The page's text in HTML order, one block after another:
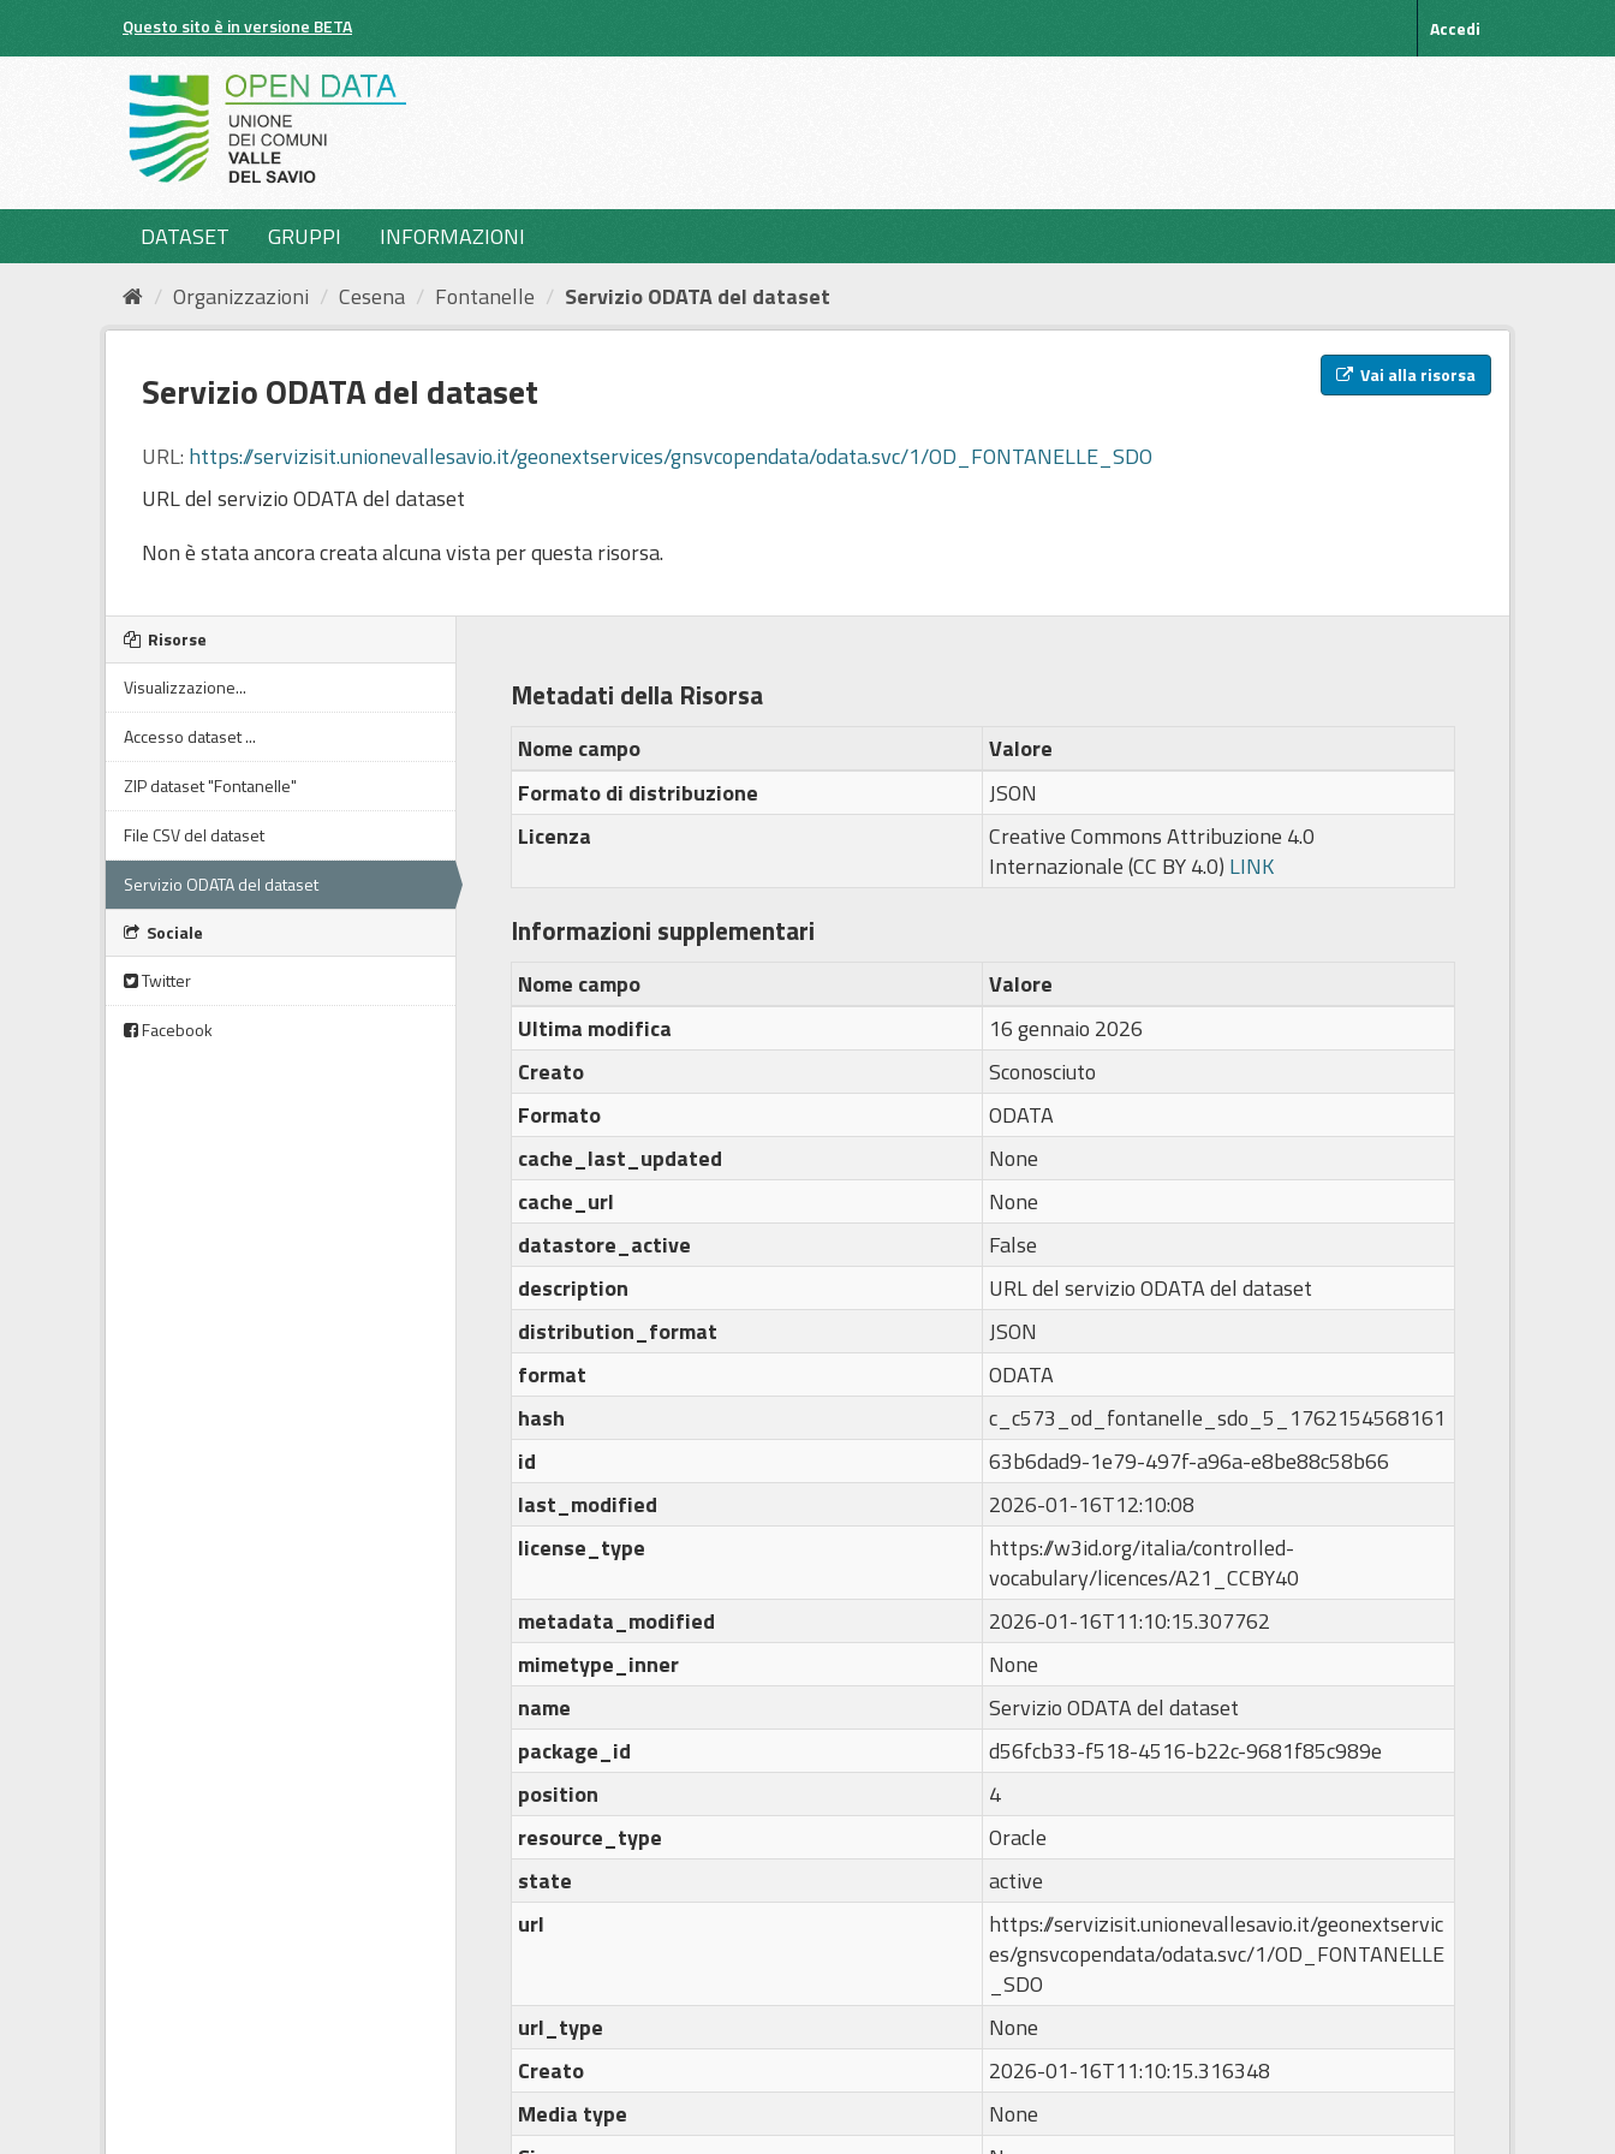
Questo sito è in versione BETA Accedi
DATASET GRUPPI
INFORMAZIONI
Organizzazioni
Cesena Fontanelle Servizio ODATA del dataset
Vai alla risorsa
Servizio ODATA del dataset
URL: https://servizisit.unionevallesavio.it/geonextservices/gnsvcopendata/odata.svc/1/OD_FONTANELLE_SDO
URL del servizio ODATA del dataset
Non è stata ancora creata alcuna vista per questa risorsa.
Risorse
Visualizzazione...
Accesso dataset ...
ZIP dataset "Fontanelle"
File CSV del dataset
Servizio ODATA del dataset
Sociale
Twitter
Facebook
Metadati della Risorsa
Nome campo
Valore
Formato di distribuzione
JSON
Licenza
Creative Commons Attribuzione 4.0
Internazionale (CC BY 4.0) LINK
Informazioni supplementari
Nome campo
Valore
Ultima modifica
16 gennaio 2026
Creato
Sconosciuto
Formato
ODATA
cache_last_updated
None
cache_url
None
datastore_active
False
description
URL del servizio ODATA del dataset
distribution_format
JSON
format
ODATA
hash
c_c573_od_fontanelle_sdo_5_1762154568161
id
63b6dad9-1e79-497f-a96a-e8be88c58b66
last_modified
2026-01-16T12:10:08
license_type
https://w3id.org/italia/controlled-
vocabulary/licences/A21_CCBY40
metadata_modified
2026-01-16T11:10:15.307762
mimetype_inner
None
name
Servizio ODATA del dataset
package_id
d56fcb33-f518-4516-b22c-9681f85c989e
position
4
resource_type
Oracle
state
active
url
https://servizisit.unionevallesavio.it/geonextservic
es/gnsvcopendata/odata.svc/1/OD_FONTANELLE
_SDO
url_type
None
Creato
2026-01-16T11:10:15.316348
Media type
None